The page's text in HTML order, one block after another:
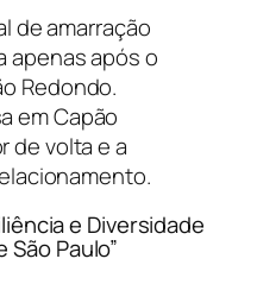
de amarração
apenas após o
Redondo.
em Capão
de volta e a
e Diversidade
São Paulo”